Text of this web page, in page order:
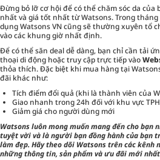
Đừng bỏ lỡ cơ hội để có thểchăm sóc da
nhất và giá tốt nhất từ Watsons.Trong
dụng Watsons VN cũng sẽ thường xuyên tổ
vào các khung giờ nhất định.
Để có thể săn deal dễ dàng, bạn chỉ cần tải
thoại di động hoặc truy cập trực tiếp vào
thỏa thích. Đặc biệt khi mua hàng tại
đãi khác như:
Tích điểm đổi quả (khi là thành viên của
Giao nhanh trong 24h đối với khu vực
Giảm giá cho người dùng mới
Watsons luôn mong muốn mang đến cho bạn
tuyệt vời và là người bạn đồng hành của bạn
làm đẹp. Hãy theo dõi Watsons trên các kênh
những thông tin, sản phẩm và ưu đãi mới